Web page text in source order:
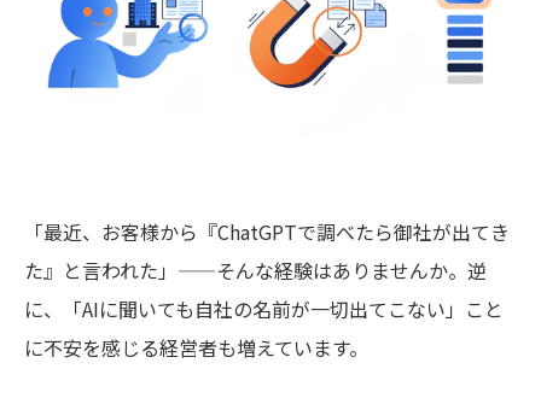
「最近、お客様から『ChatGPTで調べたら御社が出てき
た』と言われた」——そんな経験はありませんか。逆
に、「AIに聞いても自社の名前が一切出てこない」こと
に不安を感じる経営者も増えています。